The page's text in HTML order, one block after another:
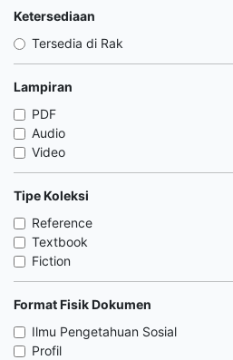
Ketersediaan
Tersedia di Rak
Lampiran
PDF
Audio
Video
Tipe Koleksi
Reference
Textbook
Fiction
Format Fisik Dokumen
Ilmu Pengetahuan Sosial
Profil